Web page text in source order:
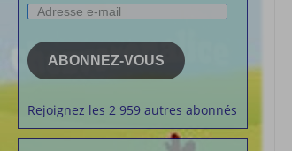
Adresse
mail
ABONNEZ-VOUS
Rejoignez les 2 959 autres abonnés